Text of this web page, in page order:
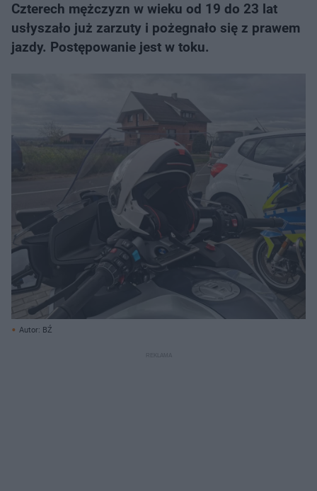
Czterech mężczyzn w wieku od 19 do 23 lat
usłyszało już zarzuty i pożegnało się z prawem
jazdy. Postępowanie jest w toku.
Autor: BŹ